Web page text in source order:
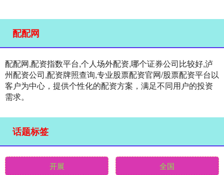
配配网
配配网,配资指数平台,个人场外配资,哪个证券公司比较好,泸
州配资公司,配资牌照查询,专业股票配资官网/股票配资平台以
客户为中心，提供个性化的配资方案，满足不同用户的投资
需求。
话题标签
开展 全国